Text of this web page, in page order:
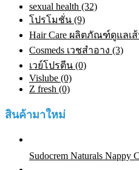
sexual health (32)
โปรโมชั่น (9)
Hair Care ผลิตภัณฑ์ดูแลเ
Cosmeds เวชสําอาง (3)
เวย์โปรตีน (0)
Vislube (0)
Z fresh (0)
สินค้ามาใหม่
Sudocrem Naturals